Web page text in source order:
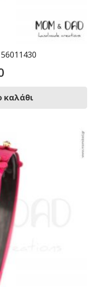
καλάθι